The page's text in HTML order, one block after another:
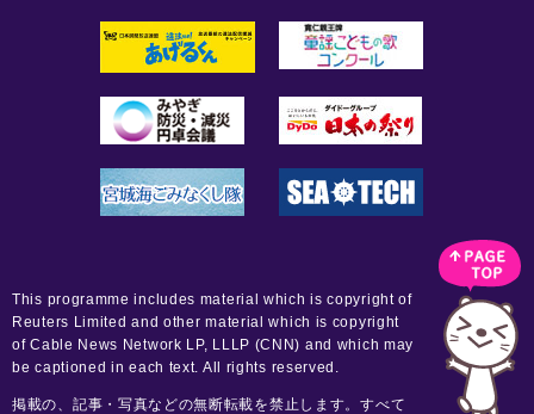
This programme includes material which is copyright of
Reuters Limited and other material which is copyright
of Cable News Network LP, LLLP (CNN) and which may
be captioned in each text. All rights reserved.
掲載の、記事・写真などの無断転載を禁止します。すべて